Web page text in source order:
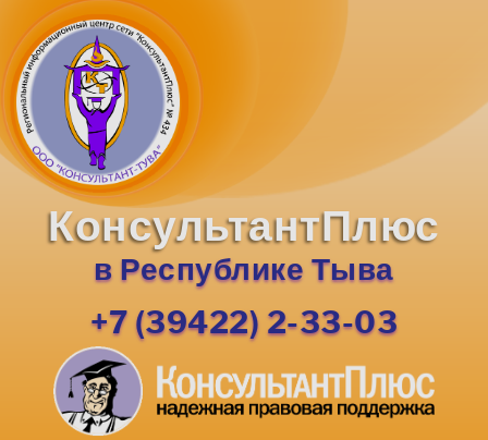
КонсультантПлюс
в Республике Тыва
+7 (39422) 2-33-03